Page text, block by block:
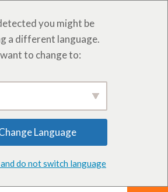
you might be
a different language.
to change to:
Language
do not switch language